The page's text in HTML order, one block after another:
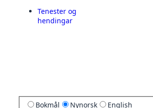
Tenester og
hendingar
Bokmål Nynorsk English